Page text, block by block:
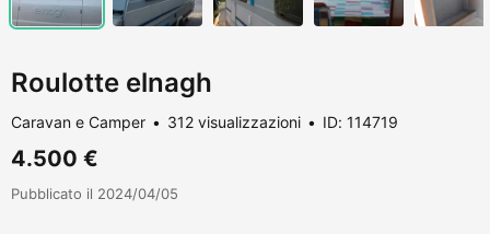
Roulotte elnagh
Caravan e Camper 312 visualizzazioni ID: 114719
4.500 €
Pubblicato il 2024/04/05